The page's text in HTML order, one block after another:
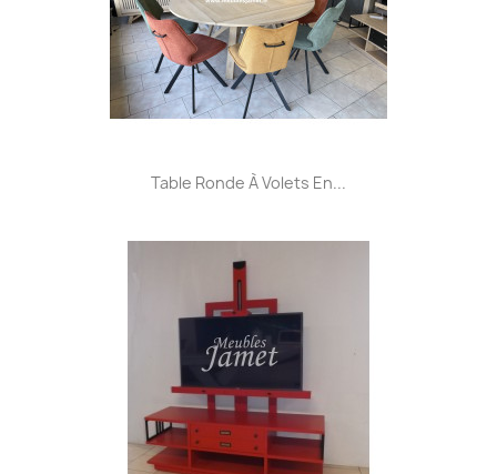
Table Ronde À Volets En...